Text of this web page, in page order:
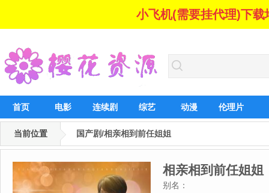
小飞机(需要挂代理)下
首页 电影 连续剧 综艺 动漫 伦理片
当前位置 国产剧/相亲相到前任姐姐
相亲相到前任姐姐
别名：